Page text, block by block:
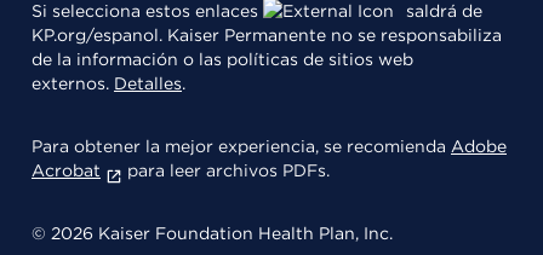
Si selecciona estos enlaces
saldrá de
KP.org/espanol. Kaiser Permanente no se responsabiliza
de la información o las políticas de sitios web
externos. Detalles.
Para obtener la mejor experiencia, se recomienda Adobe
Acrobat
para leer archivos PDFs.
© 2026 Kaiser Foundation Health Plan, Inc.